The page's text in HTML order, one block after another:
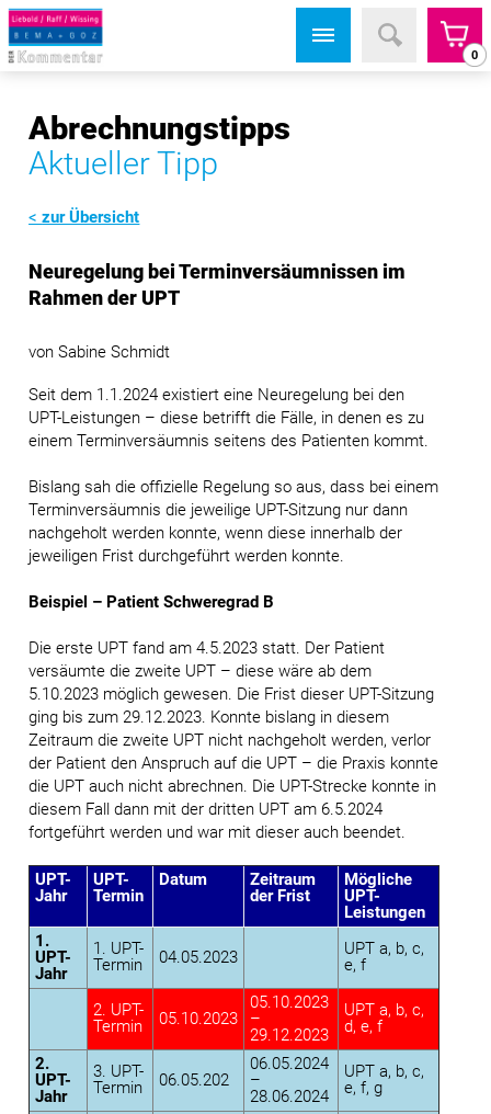
0
Abrechnungstipps
Aktueller Tipp
zur Übersicht
Neuregelung bei Terminversäumnissen im
Rahmen der UPT
von Sabine Schmidt
Seit dem 1.1.2024 existiert eine Neuregelung bei den
UPT-Leistungen – diese betrifft die Fälle, in denen es zu
einem Terminversäumnis seitens des Patienten kommt.
Bislang sah die offizielle Regelung so aus, dass bei einem
Terminversäumnis die jeweilige UPT-Sitzung nur dann
nachgeholt werden konnte, wenn diese innerhalb der
jeweiligen Frist durchgeführt werden konnte.
Beispiel – Patient Schweregrad B
Die erste UPT fand am 4.5.2023 statt. Der Patient
versäumte die zweite UPT – diese wäre ab dem
5.10.2023 möglich gewesen. Die Frist dieser UPT-Sitzung
ging bis zum 29.12.2023. Konnte bislang in diesem
Zeitraum die zweite UPT nicht nachgeholt werden, verlor
der Patient den Anspruch auf die UPT – die Praxis konnte
die UPT auch nicht abrechnen. Die UPT-Strecke konnte in
diesem Fall dann mit der dritten UPT am 6.5.2024
fortgeführt werden und war mit dieser auch beendet.
UPT-
Jahr
UPT-
Termin
Datum
Zeitraum
der Frist
Mögliche
UPT-
Leistungen
1.
UPT-
Jahr
1. UPT-
Termin
04.05.2023
UPT a, b, c,
e, f
2. UPT-
Termin
05.10.2023
05.10.2023
–
29.12.2023
UPT a, b, c,
d, e, f
2.
UPT-
Jahr
3. UPT-
Termin
06.05.202
06.05.2024
–
28.06.2024
UPT a, b, c,
e, f, g